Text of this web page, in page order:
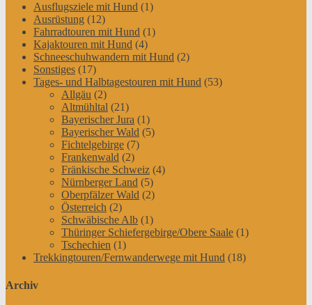
Ausflugsziele mit Hund (1)
Ausrüstung (12)
Fahrradtouren mit Hund (1)
Kajaktouren mit Hund (4)
Schneeschuhwandern mit Hund (2)
Sonstiges (17)
Tages- und Halbtagestouren mit Hund (53)
Allgäu (2)
Altmühltal (21)
Bayerischer Jura (1)
Bayerischer Wald (5)
Fichtelgebirge (7)
Frankenwald (2)
Fränkische Schweiz (4)
Nürnberger Land (5)
Oberpfälzer Wald (2)
Österreich (2)
Schwäbische Alb (1)
Thüringer Schiefergebirge/Obere Saale (1)
Tschechien (1)
Trekkingtouren/Fernwanderwege mit Hund (18)
Archiv